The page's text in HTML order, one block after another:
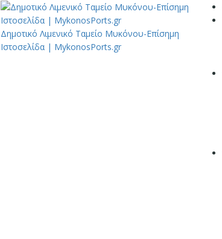
Δημοτικό Λιμενικό Ταμείο Μυκόνου-Επίσημη
Ιστοσελίδα | MykonosPorts.gr